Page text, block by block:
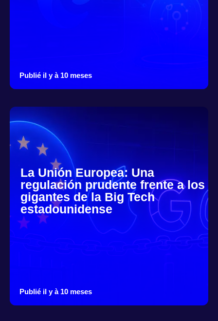
Publié il y à 10 meses
La Unión Europea: Una
regulación prudente frente a los
gigantes de la Big Tech
estadounidense
Publié il y à 10 meses